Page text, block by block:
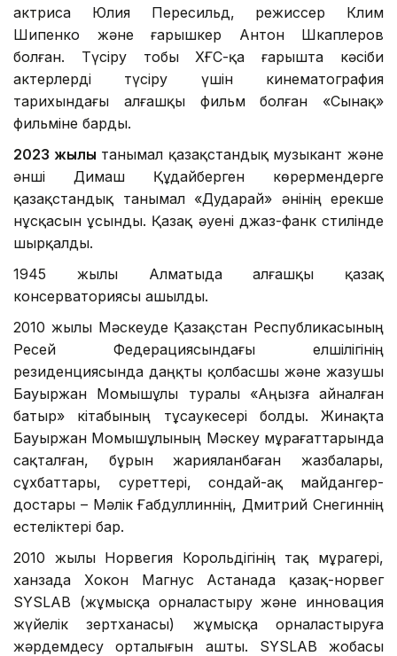
актриса Юлия Пересильд, режиссер Клим
Шипенко және ғарышкер Антон Шкаплеров
болған. Түсіру тобы ХҒС-қа ғарышта кәсіби
актерлерді түсіру үшін кинематография
тарихындағы алғашқы фильм болған «Сынақ»
фильміне барды.
2023 жылы танымал қазақстандық музыкант және
әнші Димаш Құдайберген көрермендерге
қазақстандық танымал «Дударай» әнінің ерекше
нұсқасын ұсынды. Қазақ әуені джаз-фанк стилінде
шырқалды.
1945 жылы Алматыда алғашқы қазақ
консерваториясы ашылды.
2010 жылы Мәскеуде Қазақстан Республикасының
Ресей Федерациясындағы елшілігінің
резиденциясында даңқты қолбасшы және жазушы
Бауыржан Момышұлы туралы «Аңызға айналған
батыр» кітабының тұсаукесері болды. Жинақта
Бауыржан Момышұлының Мәскеу мұрағаттарында
сақталған, бұрын жарияланбаған жазбалары,
сұхбаттары, суреттері, сондай-ақ майдангер-
достары – Мәлік Ғабдуллиннің, Дмитрий Снегиннің
естеліктері бар.
2010 жылы Норвегия Корольдігінің тақ мұрагері,
ханзада Хокон Магнус Астанада қазақ-норвег
SYSLAB (жұмысқа орналастыру және инновация
жүйелік зертханасы) жұмысқа орналастыруға
жәрдемдесу орталығын ашты. SYSLAB жобасы